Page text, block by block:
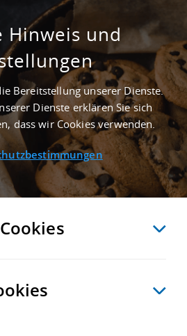
MIETHALLE IN HALLE
LEIPZIG/HALLE
Detailansicht
VERGLEICHEN EXPORT PDF
Hinweis und
Bereitstellung unserer Dienste.
Dienste erklären Sie sich
dass wir Cookies verwenden.